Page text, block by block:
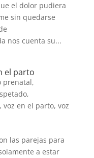
el dolor pudiera
sin quedarse
nos cuenta su...
el parto
prenatal,
,
, voz en el parto, voz
las parejas para
a estar